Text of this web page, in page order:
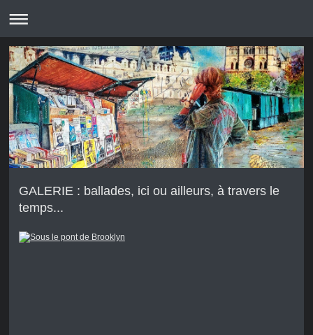
GALERIE : ballades, ici ou ailleurs, à travers le
temps...